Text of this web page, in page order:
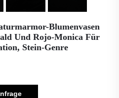
Blumenvasen
Und Rojo-Monica Für
Stein-Genre